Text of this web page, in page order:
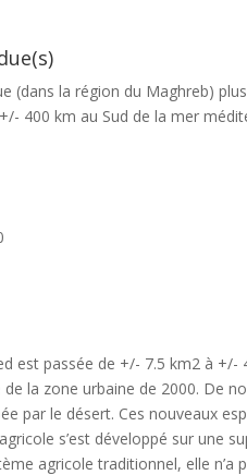
(dans la région du Maghreb)
400 km au Sud de la mer
est passée de +/- 7.5 km2 à
de la zone urbaine de 2000.
par le désert. Ces nouveaux
s’est développé sur une
agricole traditionnel, elle n’a